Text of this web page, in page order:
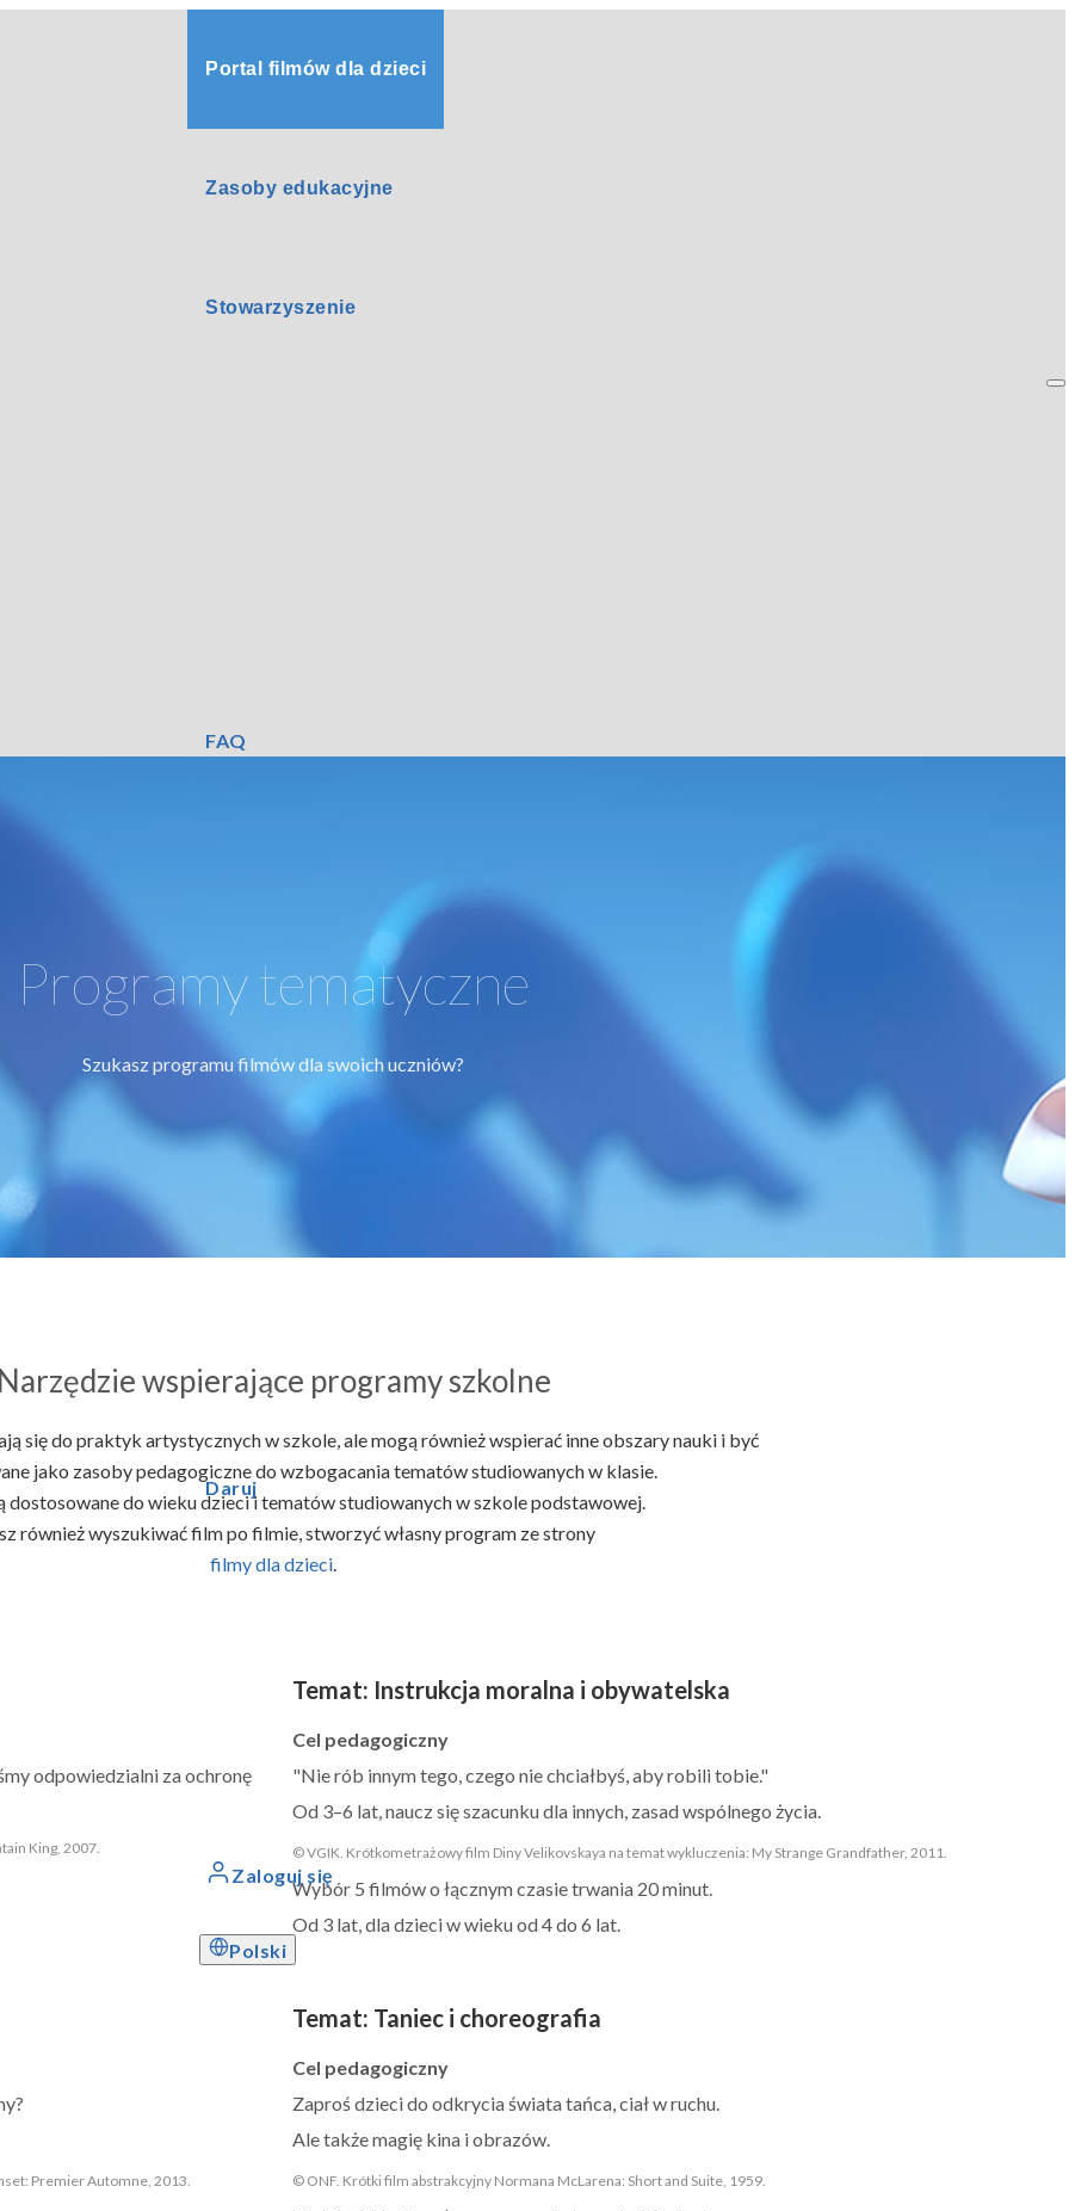
Portal filmów dla dzieci
Zasoby edukacyjne
Stowarzyszenie
FAQ
Daruj
Zaloguj się
Polski
Programy tematyczne
Szukasz programu filmów dla swoich uczniów?
Narzędzie wspierające programy szkolne
się do praktyk artystycznych w szkole, ale mogą również wspierać inne obszary nauki i być
jako zasoby pedagogiczne do wzbogacania tematów studiowanych w klasie.
dostosowane do wieku dzieci i tematów studiowanych w szkole podstawowej.
również wyszukiwać film po filmie, stworzyć własny program ze strony
filmy dla dzieci
odpowiedzialni za ochronę
King, 2007.
Temat: Instrukcja moralna i obywatelska
Cel pedagogiczny
"Nie rób innym tego, czego nie chciałbyś, aby robili tobie."
Od 3–6 lat, naucz się szacunku dla innych, zasad wspólnego życia.
© VGIK. Krótkometrażowy film Diny Velikovskaya na temat wykluczenia: My Strange Grandfather, 2011.
Wybór 5 filmów o łącznym czasie trwania 20 minut.
Od 3 lat, dla dzieci w wieku od 4 do 6 lat.
Premier Automne, 2013.
Temat: Taniec i choreografia
Cel pedagogiczny
Zaproś dzieci do odkrycia świata tańca, ciał w ruchu.
Ale także magię kina i obrazów.
© ONF. Krótki film abstrakcyjny Normana McLarena: Short and Suite, 1959.